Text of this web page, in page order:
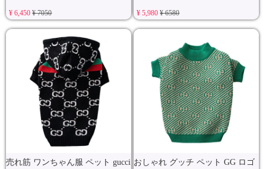
¥ 6,450¥ 7050 ¥ 5,980¥ 6580
売れ筋 ワンちゃん服 ペット gucci おしゃれ グッチ ペット GG ロゴ